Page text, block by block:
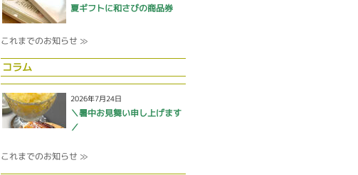
夏ギフトに和さびの商品券
これまでのお知らせ ≫
コラム
2026年7月24日
＼暑中お見舞い申し上げます
／
これまでのお知らせ ≫